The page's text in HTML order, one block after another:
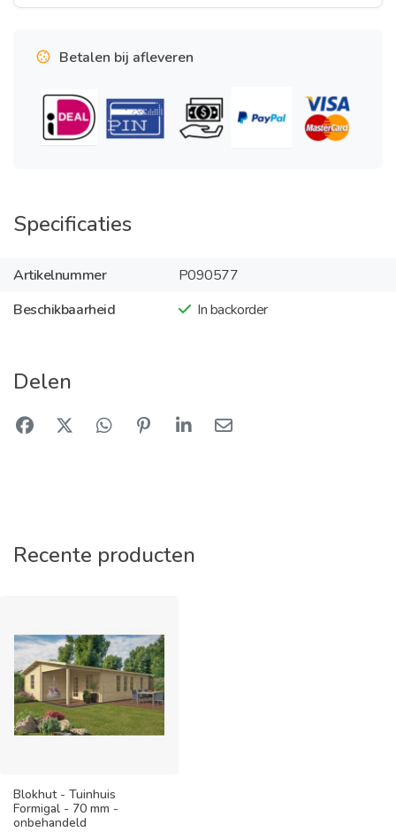
Betalen bij afleveren
Specificaties
Artikelnummer
P090577
Beschikbaarheid
In backorder
Delen
Recente producten
Blokhut - Tuinhuis
Formigal - 70 mm -
onbehandeld